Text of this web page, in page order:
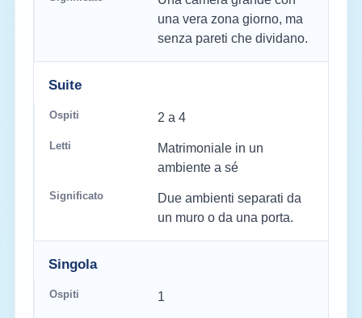
una vera zona giorno, ma
senza pareti che dividano.
Suite
2 a 4
Matrimoniale in un
ambiente a sé
Due ambienti separati da
un muro o da una porta.
Singola
1